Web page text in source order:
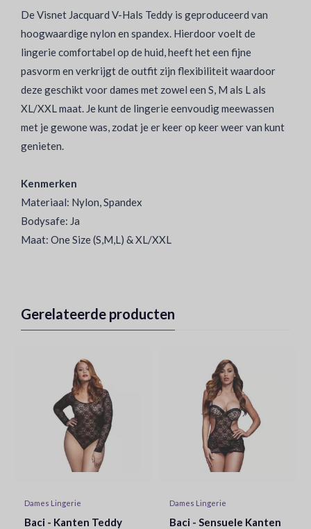
De Visnet Jacquard V-Hals Teddy is geproduceerd van
hoogwaardige nylon en spandex. Hierdoor voelt de
lingerie comfortabel op de huid, heeft het een fijne
pasvorm en verkrijgt de outfit zijn flexibiliteit waardoor
deze geschikt voor dames met zowel een S, M als L als
XL/XXL maat. Je kunt de lingerie eenvoudig meewassen
met je gewone was, zodat je er keer op keer weer van kunt
genieten.
Kenmerken
Materiaal: Nylon, Spandex
Bodysafe: Ja
Maat: One Size (S,M,L) & XL/XXL
Gerelateerde producten
Dames Lingerie
Baci - Kanten Teddy
Dames Lingerie
Baci - Sensuele Kanten